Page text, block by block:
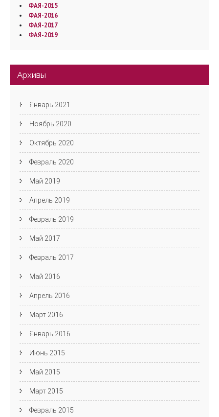
ФАЯ-2015
ФАЯ-2016
ФАЯ-2017
ФАЯ-2019
Архивы
Январь 2021
Ноябрь 2020
Октябрь 2020
Февраль 2020
Май 2019
Апрель 2019
Февраль 2019
Май 2017
Февраль 2017
Май 2016
Апрель 2016
Март 2016
Январь 2016
Июнь 2015
Май 2015
Март 2015
Февраль 2015